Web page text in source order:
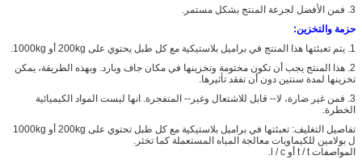
3. فمن الأفضل لجرعة المنتج بشكل مستمر.
حزمة والتخزين:
1. يتم تعبئتها هذا المنتج في براميل بلاستيكية مع كل طبل يحتوي على 200kg أو 1000kg.
2. هذا المنتج يجب أن تكون مختومة وتخزينها في مكان جاف وبارد. وبهذه الطريقة، يمكن
تخزينها لمدة سنتين دون أن تفقد تأثيرها.
3. فمن غير ضارة، لا-- قابل للاشتعال وغير-- المتفجرة. انها ليست المواد الكيميائية
الخطرة.
تفاصيل التغليف: تعبئتها في براميل بلاستيكية مع كل طبل تحتوي على 200kg أو 1000kg
ل بولامين للكيماويات معالجة المياه المستعملة كما تخثر.
المواصفات t / t أو l / c.